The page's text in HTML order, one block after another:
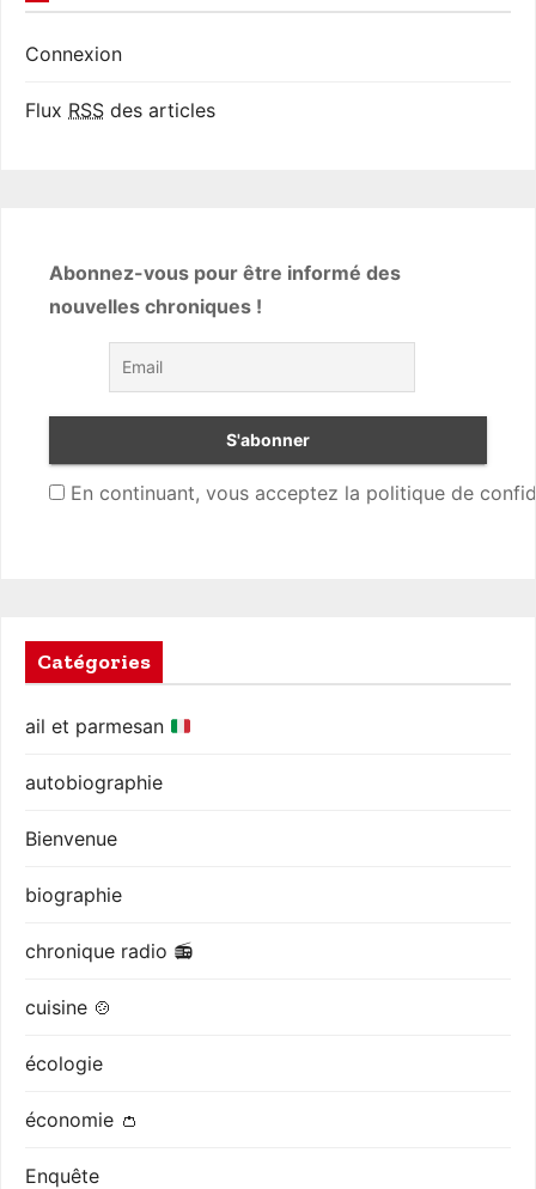
Connexion
Flux RSS des articles
Abonnez-vous pour être informé des
nouvelles chroniques !
En continuant, vous acceptez la politique de
Catégories
ail et parmesan
autobiographie
Bienvenue
biographie
chronique radio 📻
cuisine 🍲
écologie
économie 👛
Enquête